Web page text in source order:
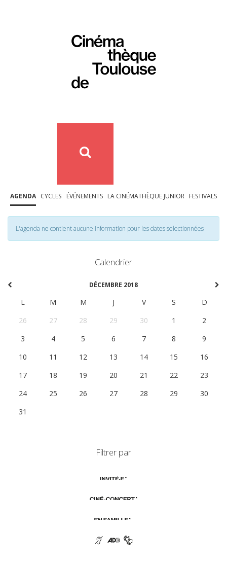
AGENDA CYCLES ÉVÉNEMENTS LA CINÉMATHÈQUE JUNIOR FESTIVALS
L'agenda ne contient aucune information pour les dates selectionnées
Calendrier
DÉCEMBRE 2018
L M M J V S
D
26
27 28 29 30 1
2
3
4 5 6 7 8
9
10
11 12 13 14 15
16
17
18 19 20 21 22
23
24
25 26 27 28 29
30
31
Filtrer par